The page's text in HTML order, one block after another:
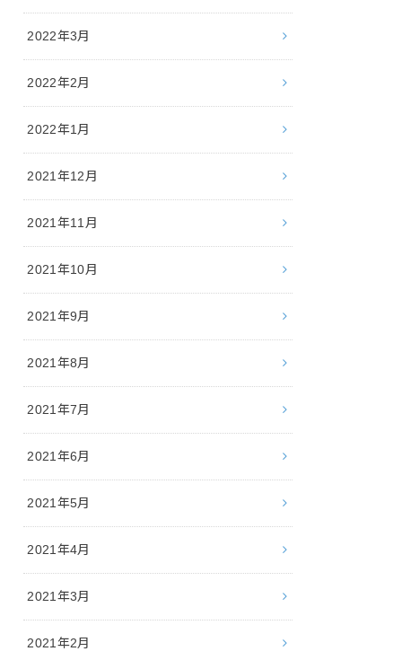
2022年3月
2022年2月
2022年1月
2021年12月
2021年11月
2021年10月
2021年9月
2021年8月
2021年7月
2021年6月
2021年5月
2021年4月
2021年3月
2021年2月